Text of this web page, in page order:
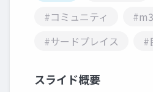
#コミュニティ
#サードプレイス
#
スライド概要